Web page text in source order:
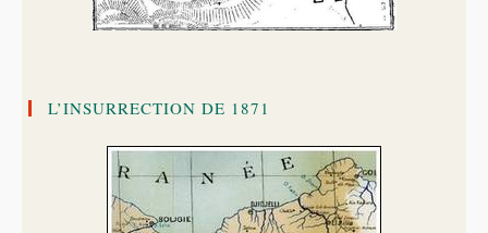
L’INSURRECTION DE 1871